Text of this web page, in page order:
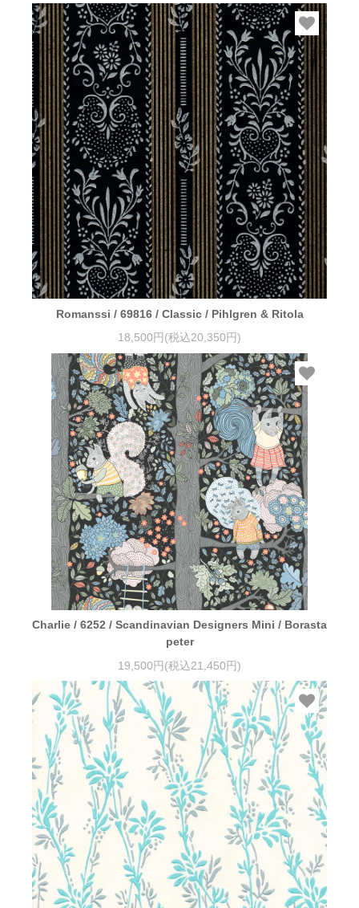
Romanssi / 69816 / Classic / Pihlgren & Ritola
18,500円(税込20,350円)
Charlie / 6252 / Scandinavian Designers Mini / Borasta
peter
19,500円(税込21,450円)